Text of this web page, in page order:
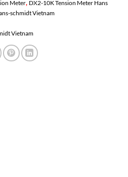
Meter, DX2-10K Tension Meter Hans
schmidt Vietnam
Vietnam